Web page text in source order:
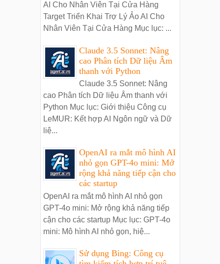
AI Cho Nhân Viên Tại Cửa Hàng
Target Triển Khai Trợ Lý Ảo AI Cho
Nhân Viên Tại Cửa Hàng Mục lục: ...
Claude 3.5 Sonnet: Nâng
cao Phân tích Dữ liệu Âm
thanh với Python
Claude 3.5 Sonnet: Nâng
cao Phân tích Dữ liệu Âm thanh với
Python Mục lục: Giới thiệu Công cụ
LeMUR: Kết hợp AI Ngôn ngữ và Dữ
liệ...
OpenAI ra mắt mô hình AI
nhỏ gọn GPT-4o mini: Mở
rộng khả năng tiếp cận cho
các startup
OpenAI ra mắt mô hình AI nhỏ gọn
GPT-4o mini: Mở rộng khả năng tiếp
cận cho các startup Mục lục: GPT-4o
mini: Mô hình AI nhỏ gọn, hiệ...
Sử dụng Bing: Công cụ